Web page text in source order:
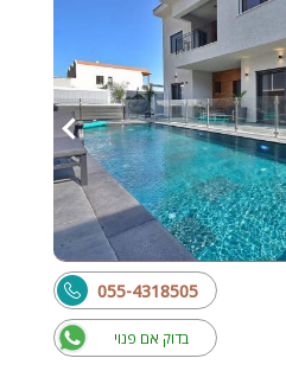
בדוק אם פנוי
055-4318505